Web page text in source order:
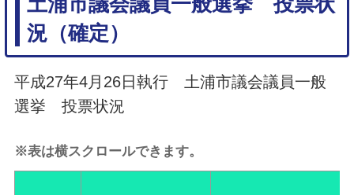
況（確定）
平成27年4月26日執行 土浦市議会議員一般
選挙 投票状況
※表は横スクロールできます。